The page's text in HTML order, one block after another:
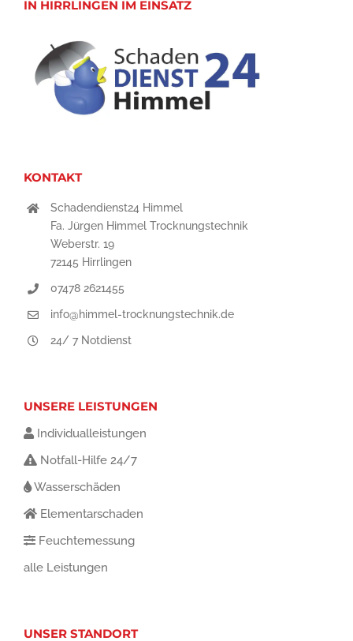
IN HIRRLINGEN IM EINSATZ
KONTAKT
Schadendienst24 Himmel
Fa. Jürgen Himmel Trocknungstechnik
Weberstr. 19
72145 Hirrlingen
07478 2621455
info@himmel-trocknungstechnik.de
24/ 7 Notdienst
UNSERE LEISTUNGEN
Individualleistungen
Notfall-Hilfe 24/7
Wasserschäden
Elementarschaden
Feuchtemessung
alle Leistungen
UNSER STANDORT